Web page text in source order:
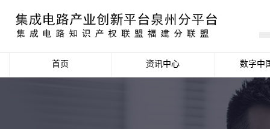
首页 资讯中心 数字中